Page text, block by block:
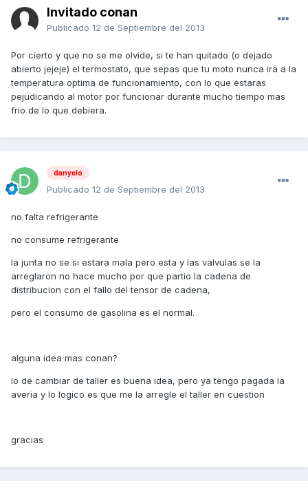
Invitado conan
Publicado 12 de Septiembre del 2013
Por cierto y que no se me olvide, si te han quitado (o dejado
abierto jejeje) el termostato, que sepas que tu moto nunca ira a la
temperatura optima de funcionamiento, con lo que estaras
pejudicando al motor por funcionar durante mucho tiempo mas
frio de lo que debiera.
danyelo
Publicado 12 de Septiembre del 2013
no falta refrigerante
no consume refrigerante
la junta no se si estara mala pero esta y las valvulas se la
arreglaron no hace mucho por que partio la cadena de
distribucion con el fallo del tensor de cadena,
pero el consumo de gasolina es el normal.
alguna idea mas conan?
lo de cambiar de taller es buena idea, pero ya tengo pagada la
averia y lo logico es que me la arregle el taller en cuestion
gracias